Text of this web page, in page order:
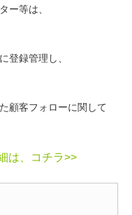
ー等は、
登録管理し、
顧客フォローに関して
は、コチラ>>